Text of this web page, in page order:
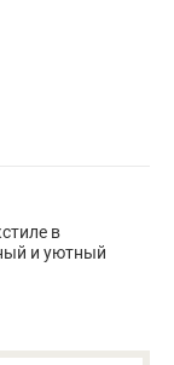
в
и уютный